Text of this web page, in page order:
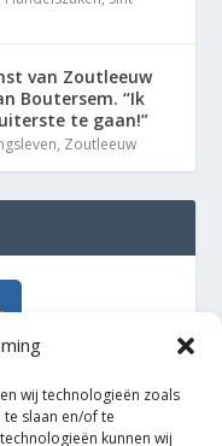
wij technologieën zoals
slaan en/of te
kunnen wij
van Zoutleeuw
Boutersem. “Ik
te gaan!”
, Zoutleeuw